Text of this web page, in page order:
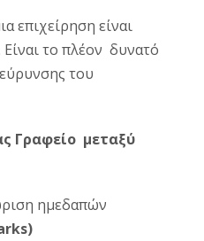
επιχείρηση είναι
Είναι το πλέον δυνατό
του
Γραφείο μεταξύ
ημεδαπών